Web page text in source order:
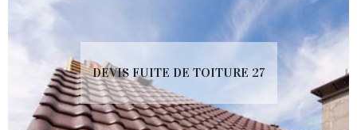
DEVIS FUITE DE TOITURE 27